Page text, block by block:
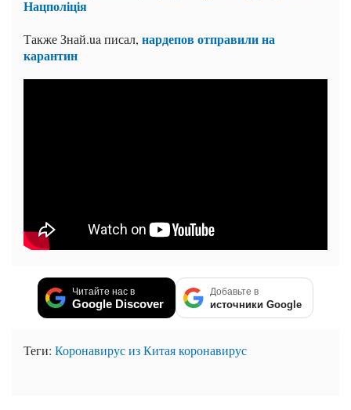
Нацполіція
Также Знай.ua писал, нардепов отправили на
карантин
Читайте нас в
Google Discover
Добавьте в
источники Google
Теги: Коронавирус из Китаякоронавирус